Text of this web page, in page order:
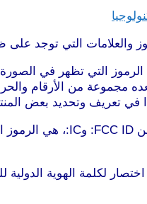
والعلامات التي توجد على
التي تظهر في
في تعريف وتحديد بعض